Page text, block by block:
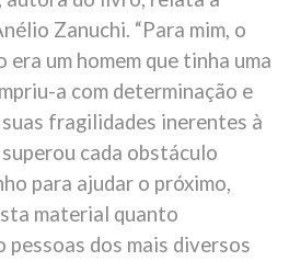
Zanuchi. “Para mim, o
um homem que tinha uma
a com determinação e
fragilidades inerentes à
cada obstáculo
para ajudar o próximo,
material quanto
pessoas dos mais diversos